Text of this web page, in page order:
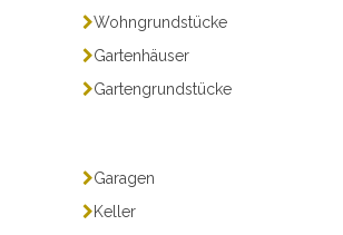
Wohngrundstücke
Gartenhäuser
Gartengrundstücke
Garagen
Keller